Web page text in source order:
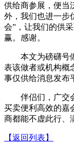
供给商参展，便当
外，我们也进一步
会”，让我们的供
赢。感谢。
本文为磅礴号做
表该做者或机构概
事仅供给消息发布
伴侣们，广交会
买卖便利高效的嘉
商都能不虚此行、
【返回列表】